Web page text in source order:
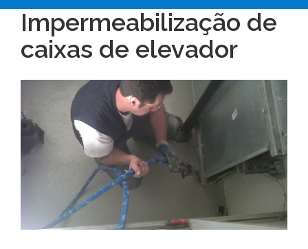
Impermeabilização de
caixas de elevador